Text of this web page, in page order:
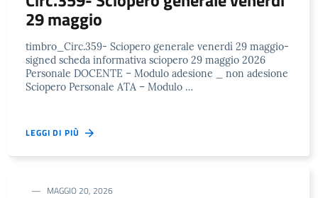
29 maggio
timbro_Circ.359- Sciopero generale venerdì 29 maggio-
signed scheda informativa sciopero 29 maggio 2026
Personale DOCENTE – Modulo adesione _ non adesione
Sciopero Personale ATA – Modulo …
LEGGI DI PIÙ
MAGGIO 20, 2026